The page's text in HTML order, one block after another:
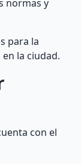
normas y
para la
la ciudad.
con el